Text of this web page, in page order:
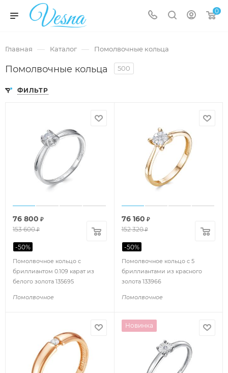
0
Главная — Каталог — Помолвочные кольца
Помолвочные кольца 500
ФИЛЬТР
Помолвочное кольцо с
бриллиантом 0.109 карат из
белого золота 135695
Помолвочное
76 800 ₽
153 600₽
-50%
Помолвочное кольцо с 5
бриллиантами из красного
золота 133966
Помолвочное
76 160 ₽
152 320₽
-50%
Новинка